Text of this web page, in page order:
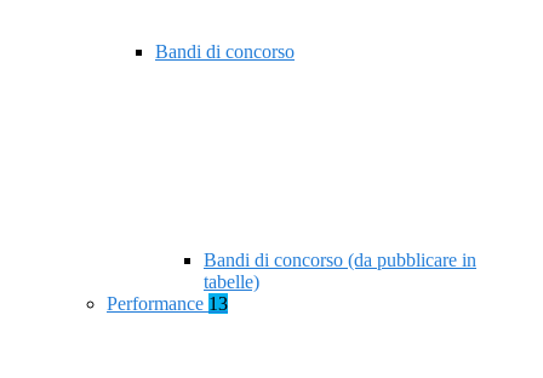
Bandi di concorso
Bandi di concorso (da pubblicare in
tabelle)
Performance 13